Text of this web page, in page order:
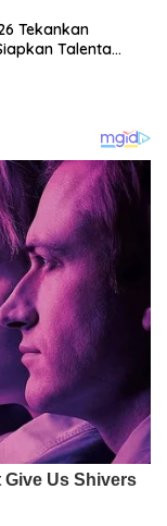
Tekankan
Talenta